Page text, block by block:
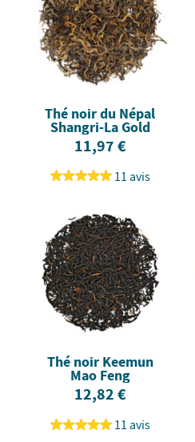
Thé noir du Népal
Shangri-La Gold
11,97 €
11 avis
Thé noir Keemun
Mao Feng
12,82 €
11 avis